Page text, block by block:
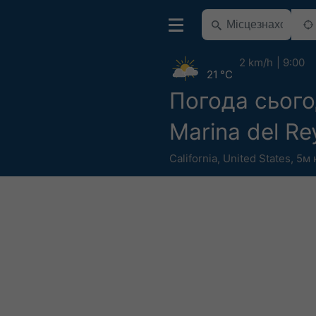
Погода
Marina del
California, United States, 5м
21 °C
2 km/h 9:00